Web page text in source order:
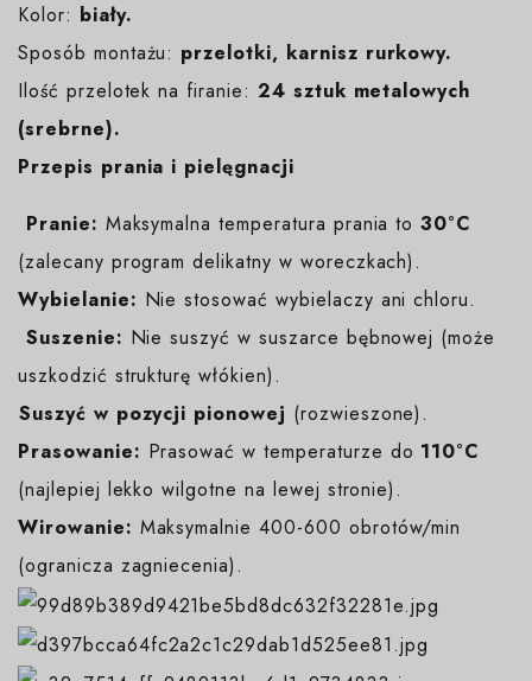
Kolor: biały.
Sposób montażu: przelotki, karnisz rurkowy.
Ilość przelotek na firanie: 24 sztuk metalowych
(srebrne).
Przepis prania i pielęgnacji
Pranie: Maksymalna temperatura prania to30°C
(zalecany program delikatny w woreczkach).
Wybielanie: Nie stosować wybielaczy ani chloru.
Suszenie: Nie suszyć w suszarce bębnowej (może
uszkodzić strukturę włókien).
️Suszyć w pozycji pionowej (rozwieszone).
Prasowanie: Prasować w temperaturze do 110°C
(najlepiej lekko wilgotne na lewej stronie).
Wirowanie: Maksymalnie 400-600 obrotów/min
(ogranicza zagniecenia).